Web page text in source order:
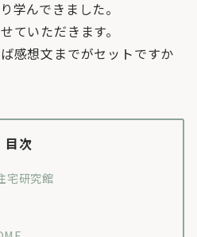
学んできました。
ていただきます。
感想文までがセットですか
目次
宅研究館